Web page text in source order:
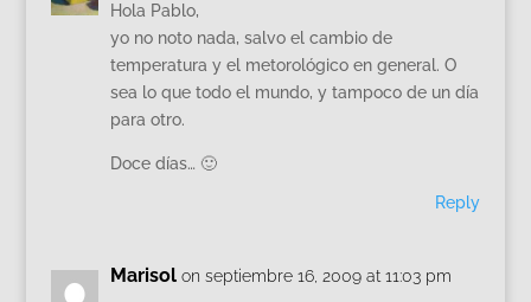
Hola Pablo,
yo no noto nada, salvo el cambio de
temperatura y el metorológico en general. O
sea lo que todo el mundo, y tampoco de un día
para otro.
Doce días… 🙂
Reply
Marisol on septiembre 16, 2009 at 11:03 pm